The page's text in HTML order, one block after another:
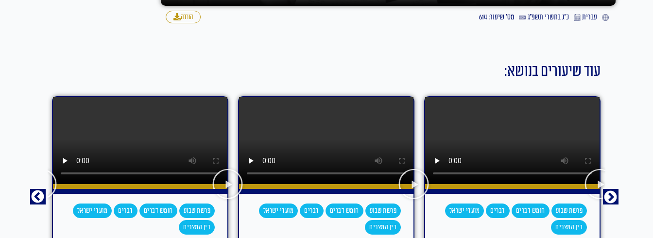
עברית כ״ג בתשרי תשפ״ג מס' שיעור: 614 הורדה
עוד שיעורים בנושא:
פרשת שבוע חומש דברים דברים
מועדי ישראל
בין המצרים
פרשת שבוע חומש דברים דברים
מועדי ישראל
בין המצרים
פרשת שבוע חומש במדבר מטות
מסעי
מועדי ישראל